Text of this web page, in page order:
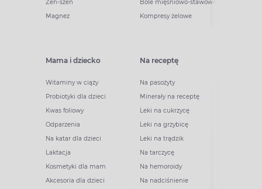
Żeń-szeń
Magnez
Bóle mięśniowo-stawowe
Kompresy żelowe
Mama i dziecko
Witaminy w ciąży
Probiotyki dla dzieci
Kwas foliowy
Odparzenia
Na katar dla dzieci
Laktacja
Kosmetyki dla mam
Akcesoria dla dzieci
Na receptę
Na pasożyty
Minerały na receptę
Leki na cukrzycę
Leki na grzybicę
Leki na trądzik
Na tarczycę
Na hemoroidy
Na nadciśnienie